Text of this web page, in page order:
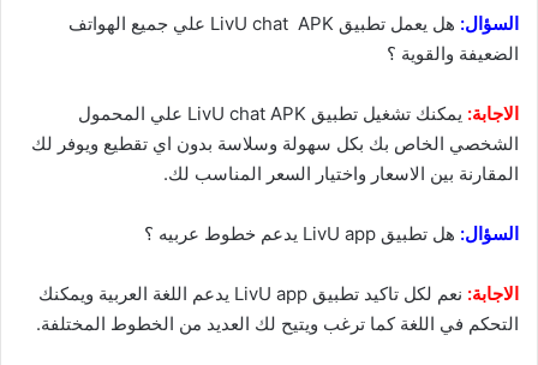
السؤال:
هل يعمل تطبيق LivU chat APK علي جميع الهواتف
الضعيفة والقوية ؟
الاجابة:
يمكنك تشغيل تطبيق LivU chat APK علي المحمول
الشخصي الخاص بك بكل سهولة وسلاسة بدون اي تقطيع ويوفر لك
المقارنة بين الاسعار واختيار السعر المناسب لك.
السؤال: هل تطبيق LivU app يدعم خطوط عربيه ؟
الاجابة:
نعم لكل تاكيد تطبيق LivU app يدعم اللغة العربية ويمكنك
التحكم في اللغة كما ترغب ويتيح لك العديد من الخطوط المختلفة.